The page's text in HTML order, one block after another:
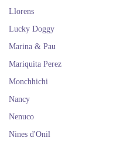
Llorens
Lucky Doggy
Marina & Pau
Mariquita Perez
Monchhichi
Nancy
Nenuco
Nines d'Onil